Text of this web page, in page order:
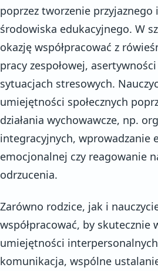
poprzez tworzenie przyjaznego
środowiska edukacyjnego. W
okazję współpracować z
pracy zespołowej,
sytuacjach stresowych.
umiejętności społecznych
działania wychowawcze, np.
integracyjnych, wprowadzanie
emocjonalnej czy reagowanie
odrzucenia.
Zarówno rodzice, jak i
współpracować, by skutecznie
umiejętności
komunikacja, wspólne